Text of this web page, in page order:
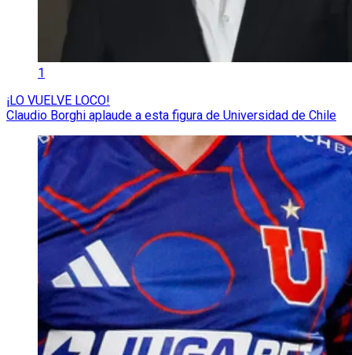
1
¡LO VUELVE LOCO!
Claudio Borghi aplaude a esta figura de Universidad de Chile